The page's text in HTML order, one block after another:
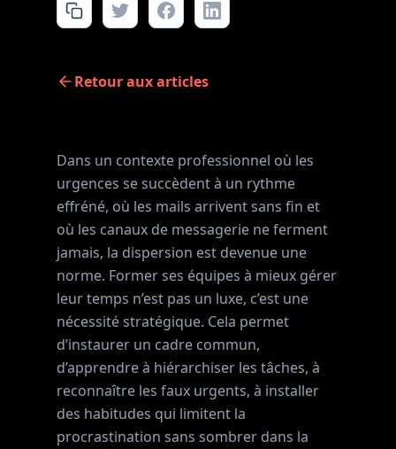
Retour aux articles
Dans un contexte professionnel où les
urgences se succèdent à un rythme
effréné, où les mails arrivent sans fin et
où les canaux de messagerie ne ferment
jamais, la dispersion est devenue une
norme. Former ses équipes à mieux gérer
leur temps n’est pas un luxe, c’est une
nécessité stratégique. Cela permet
d’instaurer un cadre commun,
d’apprendre à hiérarchiser les tâches, à
reconnaître les faux urgents, à installer
des habitudes qui limitent la
procrastination sans sombrer dans la